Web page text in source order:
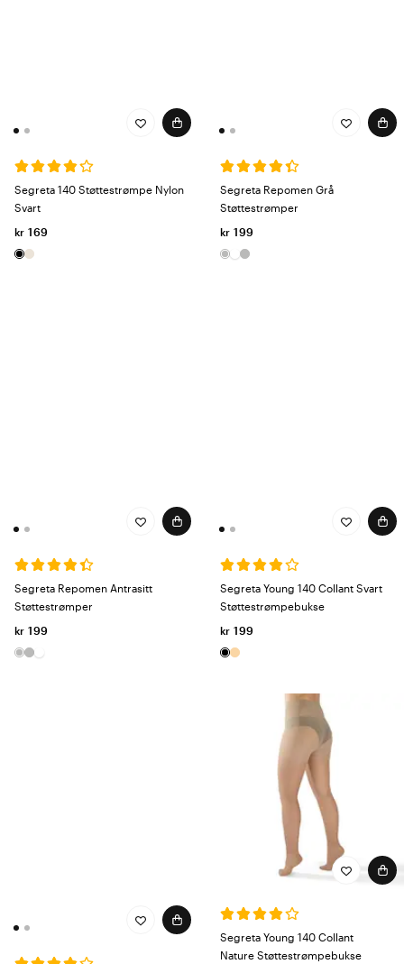
Segreta 140 Støttestrømpe Nylon
Svart
kr 169
Segreta Repomen Grå
Støttestrømper
kr 199
Segreta Repomen Antrasitt
Støttestrømper
kr 199
Segreta Young 140 Collant Svart
Støttestrømpebukse
kr 199
Segreta Young 140 Collant
Nature Støttestrømpebukse